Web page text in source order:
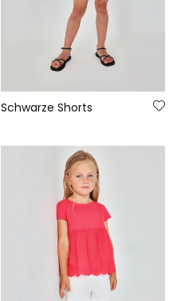
Schwarze Shorts